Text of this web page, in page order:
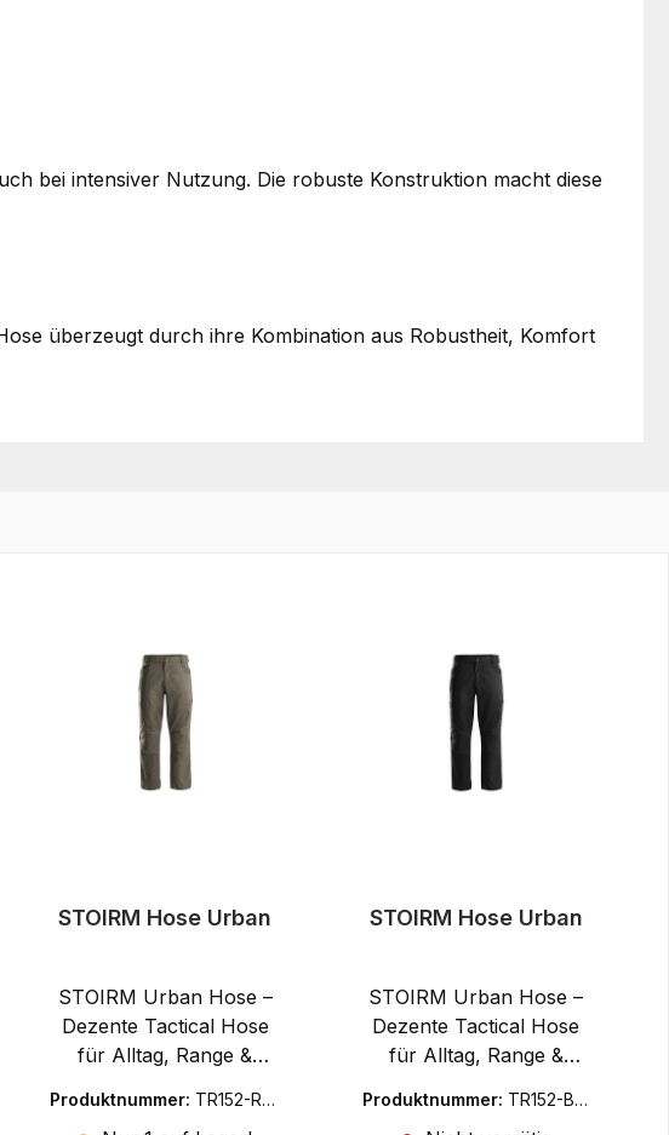
bei intensiver Nutzung. Die robuste Konstruktion macht diese
überzeugt durch ihre Kombination aus Robustheit, Komfort
STOIRM Hose Urban
STOIRM Urban Hose –
Dezente Tactical Hose
für Alltag, Range &
Urban Hose ist eine
Produktnummer: TR152-RG-
STOIRM Hose Urban
STOIRM Urban Hose –
Dezente Tactical Hose
für Alltag, Range &
Urban Hose ist eine
Produktnummer: TR152-BK-